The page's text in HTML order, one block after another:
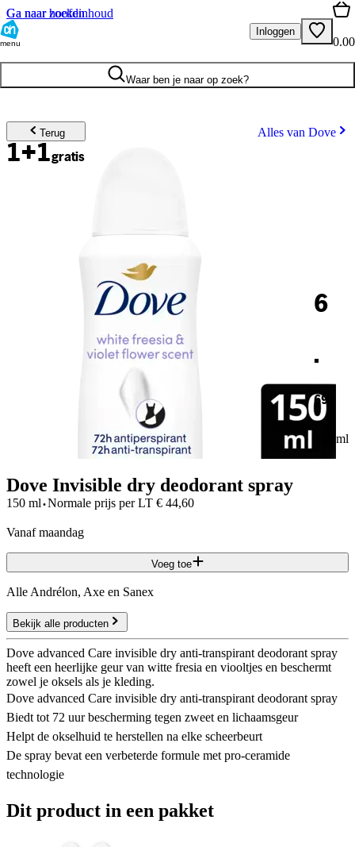
Ga naar hoofdinhoud
Ga naar zoeken
menu
Inloggen
0.00
Waar ben je naar op zoek?
Terug Alles van Dove
1+1gratis
6
.
69
150 ml
Dove Invisible dry deodorant spray
150 ml·Normale prijs per LT € 44,60
vanaf maandag
Voeg toe
Alle Andrélon, Axe en Sanex
Bekijk alle producten
Dove advanced Care invisible dry anti-transpirant deodorant spray
heeft een heerlijke geur van witte fresia en viooltjes en beschermt
zowel je oksels als je kleding.
Dove advanced Care invisible dry anti-transpirant deodorant spray
Biedt tot 72 uur bescherming tegen zweet en lichaamsgeur
Helpt de okselhuid te herstellen na elke scheerbeurt
De spray bevat een verbeterde formule met pro-ceramide
technologie
Dit product in een pakket